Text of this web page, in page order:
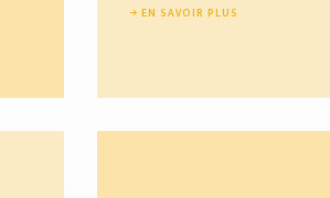
EN SAVOIR PLUS